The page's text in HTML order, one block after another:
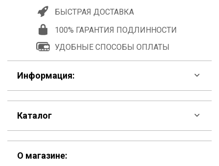
БЫСТРАЯ ДОСТАВКА
100% ГАРАНТИЯ ПОДЛИННОСТИ
УДОБНЫЕ СПОСОБЫ ОПЛАТЫ
Информация:
F.A.Q
Контакты
Шоурум
Каталог
Скидки
О магазине: